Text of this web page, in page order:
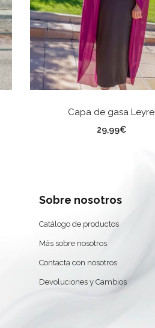
Capa de gasa Leyre
29,99€
Sobre nosotros
Catálogo de productos
Más sobre nosotros
Contacta con nosotros
Devoluciones y Cambios